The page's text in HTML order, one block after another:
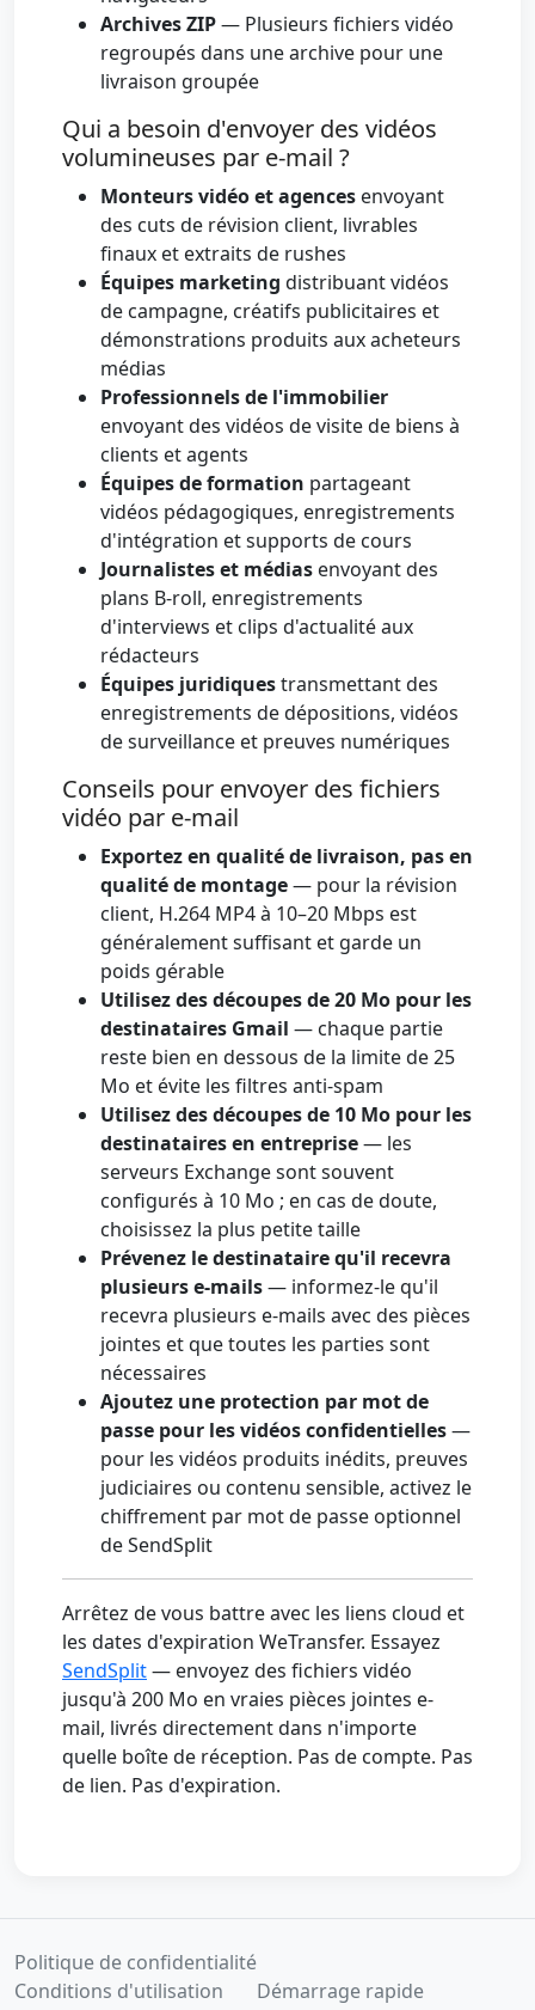
Archives ZIP— Plusieurs fichiers vidéo
regroupés dans une archive pour une
livraison groupée
Qui a besoin d'envoyer des vidéos
volumineuses par e-mail ?
Monteurs vidéo et agences envoyant
des cuts de révision client, livrables
finaux et extraits de rushes
Équipes marketing distribuant vidéos
de campagne, créatifs publicitaires et
démonstrations produits aux acheteurs
médias
Professionnels de l'immobilier
envoyant des vidéos de visite de biens à
clients et agents
Équipes de formation partageant
vidéos pédagogiques, enregistrements
d'intégration et supports de cours
Journalistes et médias envoyant des
plans B-roll, enregistrements
d'interviews et clips d'actualité aux
rédacteurs
Équipes juridiquestransmettant des
enregistrements de dépositions, vidéos
de surveillance et preuves numériques
Conseils pour envoyer des fichiers
vidéo par e-mail
Exportez en qualité de livraison, pas en
qualité de montage— pour la révision
client, H.264 MP4 à 10–20 Mbps est
généralement suffisant et garde un
poids gérable
Utilisez des découpes de 20 Mo pour les
destinataires Gmail — chaque partie
reste bien en dessous de la limite de 25
Mo et évite les filtres anti-spam
Utilisez des découpes de 10 Mo pour les
destinataires en entreprise— les
serveurs Exchange sont souvent
configurés à 10 Mo ; en cas de doute,
choisissez la plus petite taille
Prévenez le destinataire qu'il recevra
plusieurs e-mails— informez-le qu'il
recevra plusieurs e-mails avec des pièces
jointes et que toutes les parties sont
nécessaires
Ajoutez une protection par mot de
passe pour les vidéos confidentielles—
pour les vidéos produits inédits, preuves
judiciaires ou contenu sensible, activez le
chiffrement par mot de passe optionnel
de SendSplit
Arrêtez de vous battre avec les liens cloud et
les dates d'expiration WeTransfer. Essayez
SendSplit— envoyez des fichiers vidéo
jusqu'à 200 Mo en vraies pièces jointes e-
mail, livrés directement dans n'importe
quelle boîte de réception. Pas de compte. Pas
de lien. Pas d'expiration.
Politique de confidentialité
Conditions d'utilisation
Démarrage rapide